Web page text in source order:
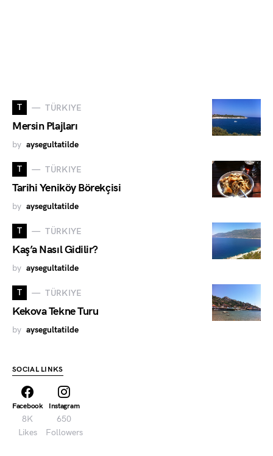
T TÜRKIYE
Mersin Plajları
by aysegultatilde
T TÜRKIYE
Tarihi Yeniköy Börekçisi
by aysegultatilde
T TÜRKIYE
Kaş’a Nasıl Gidilir?
by aysegultatilde
T TÜRKIYE
Kekova Tekne Turu
by aysegultatilde
SOCIAL LINKS
Facebook
8K
Likes
Instagram
650
Followers